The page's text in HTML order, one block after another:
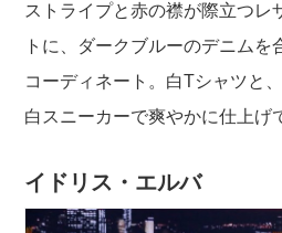
ストライプと赤の襟が際立つレ
トに、ダークブルーのデニム
コーディネート。白Tシャツと
白スニーカーで爽やかに仕上げ
イドリス・エルバ